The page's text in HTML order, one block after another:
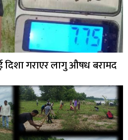
गराएर लागु औषध बरामद